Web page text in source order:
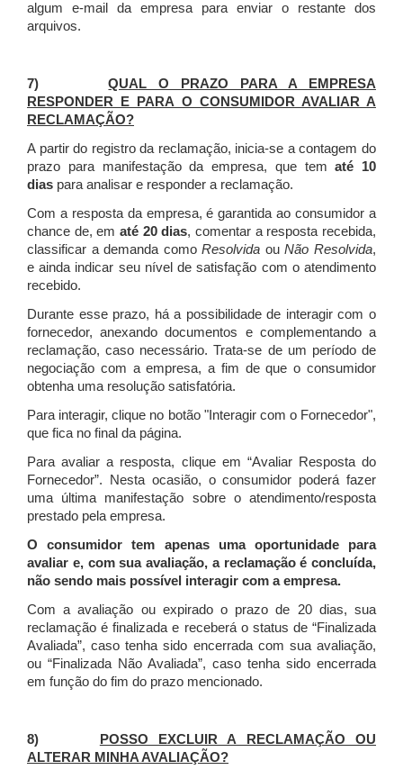
algum e-mail da empresa para enviar o restante dos
arquivos.
7)QUAL O PRAZO PARA A EMPRESA
RESPONDER E PARA O CONSUMIDOR AVALIAR A
RECLAMAÇÃO?
A partir do registro da reclamação, inicia-se a contagem do
prazo para manifestação da empresa, que tematé 10
dias para analisar e responder a reclamação.
Com a resposta da empresa, é garantida ao consumidor a
chance de, em até 20 dias, comentar a resposta recebida,
classificar a demanda comoResolvida ouNão Resolvida,
e ainda indicar seu nível de satisfação com o atendimento
recebido.
Durante esse prazo, há a possibilidade de interagir com o
fornecedor, anexando documentos e complementando a
reclamação, caso necessário.Trata-se de um período de
negociação com a empresa, a fim de que o consumidor
obtenha uma resolução satisfatória.
Para interagir, clique no botão "Interagir com o Fornecedor",
que fica no final da página.
Para avaliar a resposta, clique em “Avaliar Resposta do
Fornecedor”. Nesta ocasião, o consumidor poderá fazer
uma última manifestação sobre o atendimento/resposta
prestado pela empresa.
O consumidor tem apenas uma oportunidade para
avaliar e, com sua avaliação, a reclamação é concluída,
não sendo mais possível interagir com a empresa.
Com a avaliação ou expirado o prazo de 20 dias, sua
reclamação é finalizada e receberá o status de “Finalizada
Avaliada”, caso tenha sido encerrada com sua avaliação,
ou “Finalizada Não Avaliada”, caso tenha sido encerrada
em função do fim do prazo mencionado.
8)
POSSO EXCLUIR A RECLAMAÇÃO OU
ALTERAR MINHA AVALIAÇÃO?